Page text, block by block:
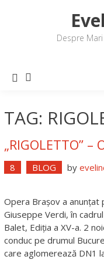
Despre
TAG:
„RIGOLETTO” –
8 BLOG by
Opera Brașov a anunțat
Giuseppe Verdi, în
Balet, Ediția a XV-a. 2
conduc pe drumul
care aglomerează DN1